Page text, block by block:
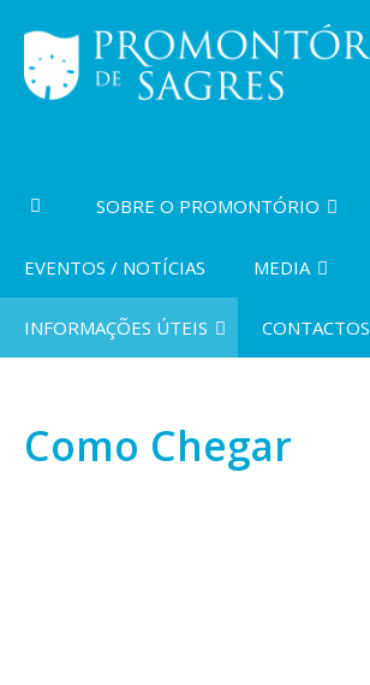
SOBRE O PROMONTÓRIO
EVENTOS / NOTÍCIAS MEDIA
INFORMAÇÕES ÚTEIS CONTACTOS
Como Chegar